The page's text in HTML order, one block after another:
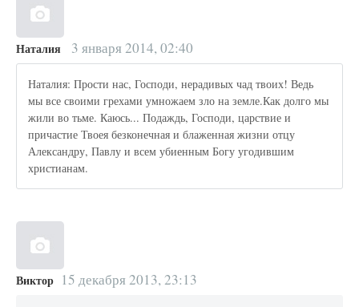
Наталия 3 января 2014, 02:40
Наталия: Прости нас, Господи, нерадивых чад твоих! Ведь
мы все своими грехами умножаем зло на земле.Как долго мы
жили во тьме. Каюсь... Подаждь, Господи, царствие и
причастие Твоея безконечная и блаженная жизни отцу
Александру, Павлу и всем убиенным Богу угодившим
христианам.
Виктор 15 декабря 2013, 23:13